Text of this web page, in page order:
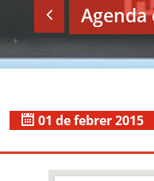
Agenda
01 de febrer 2015